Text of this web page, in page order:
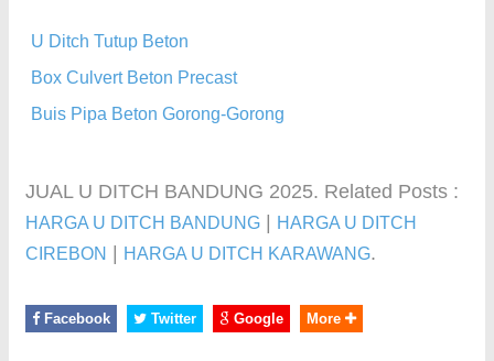
U Ditch Tutup Beton
Box Culvert Beton Precast
Buis Pipa Beton Gorong-Gorong
JUAL U DITCH BANDUNG 2025. Related Posts :
HARGA U DITCH BANDUNG
HARGA U DITCH
CIREBON
HARGA U DITCH KARAWANG.
Facebook Twitter Google More